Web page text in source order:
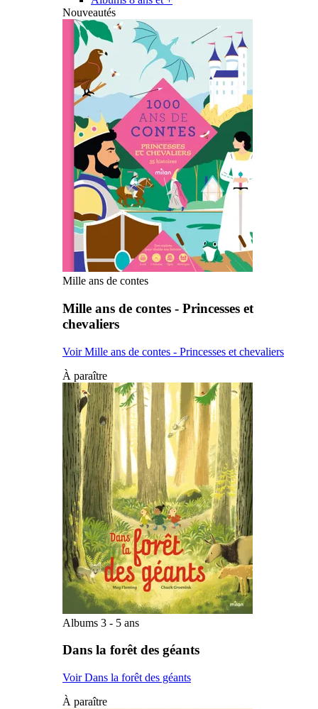
Nouveautés
Mille ans de contes
Mille ans de contes - Princesses et
chevaliers
Voir Mille ans de contes - Princesses et chevaliers
À paraître
Albums 3 - 5 ans
Dans la forêt des géants
Voir Dans la forêt des géants
À paraître